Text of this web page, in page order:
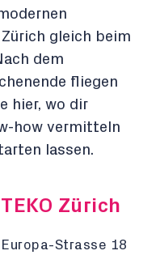
gleich beim
dem
fliegen
hier, wo dir
how vermitteln
lassen.
TEKO Zürich
Europa-Strasse 18